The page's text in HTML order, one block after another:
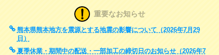
重要なお知らせ
熊本県熊本地方を震源とする地震の影響について（2026年7月29
日）
夏季休業・期間中の配送・一部加工の締切日のお知らせ（2026年7